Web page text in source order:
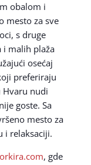
obalom i
mesto za sve
s druge
i malih plaža
osećaj
preferiraju
Hvaru nudi
goste. Sa
mesto za
i relaksaciji.
, gde